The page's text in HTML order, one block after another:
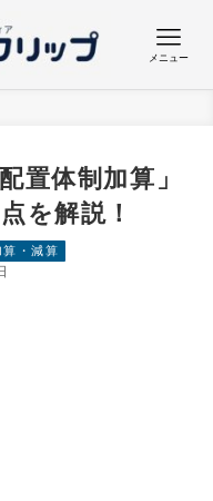
メニュー
置体制加算」
を解説！
算・減算